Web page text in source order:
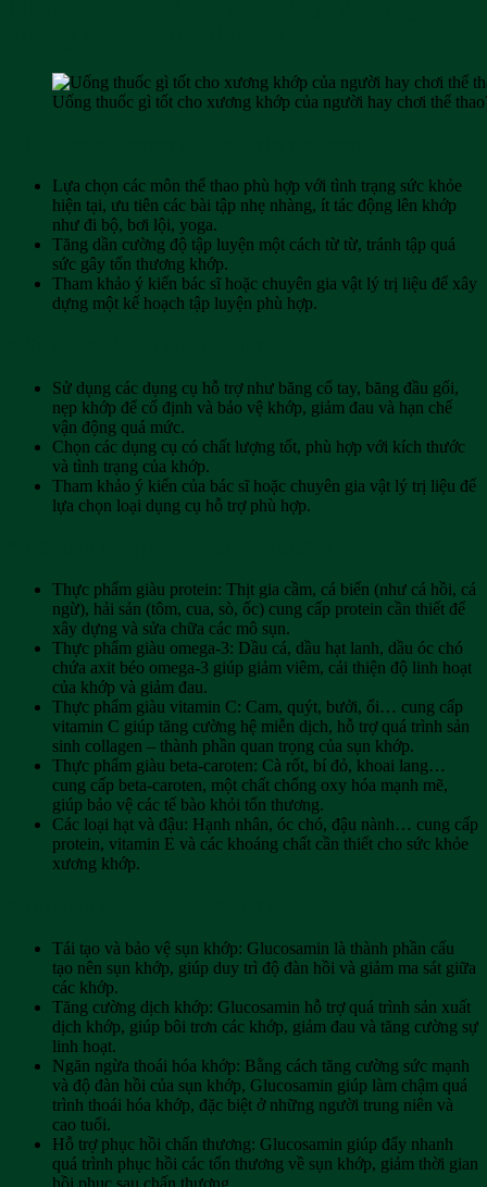
Uống thuốc gì tốt cho xương khớp của người hay chơi thể
Lựa chọn các môn thể thao phù hợp với tình trạng sức khỏe
hiện tại, ưu tiên các bài tập nhẹ nhàng, ít tác động lên khớp
như đi bộ, bơi lội, yoga.
Tăng dần cường độ tập luyện một cách từ từ, tránh tập quá
sức gây tổn thương khớp.
Tham khảo ý kiến bác sĩ hoặc chuyên gia vật lý trị liệu để xây
dựng một kế hoạch tập luyện phù hợp.
Sử dụng các dụng cụ hỗ trợ như băng cổ tay, băng đầu gối,
nẹp khớp để cố định và bảo vệ khớp, giảm đau và hạn chế
vận động quá mức.
Chọn các dụng cụ có chất lượng tốt, phù hợp với kích thước
và tình trạng của khớp.
Tham khảo ý kiến của bác sĩ hoặc chuyên gia vật lý trị liệu để
lựa chọn loại dụng cụ hỗ trợ phù hợp.
Thực phẩm giàu protein: Thịt gia cầm, cá biển (như cá hồi, cá
ngừ), hải sản (tôm, cua, sò, ốc) cung cấp protein cần thiết để
xây dựng và sửa chữa các mô sụn.
Thực phẩm giàu omega-3: Dầu cá, dầu hạt lanh, dầu óc chó
chứa axit béo omega-3 giúp giảm viêm, cải thiện độ linh hoạt
của khớp và giảm đau.
Thực phẩm giàu vitamin C: Cam, quýt, bưởi, ổi… cung cấp
vitamin C giúp tăng cường hệ miễn dịch, hỗ trợ quá trình sản
sinh collagen – thành phần quan trọng của sụn khớp.
Thực phẩm giàu beta-caroten: Cà rốt, bí đỏ, khoai lang…
cung cấp beta-caroten, một chất chống oxy hóa mạnh mẽ,
giúp bảo vệ các tế bào khỏi tổn thương.
Các loại hạt và đậu: Hạnh nhân, óc chó, đậu nành… cung cấp
protein, vitamin E và các khoáng chất cần thiết cho sức khỏe
xương khớp.
Tái tạo và bảo vệ sụn khớp: Glucosamin là thành phần cấu
tạo nên sụn khớp, giúp duy trì độ đàn hồi và giảm ma sát giữa
các khớp.
Tăng cường dịch khớp: Glucosamin hỗ trợ quá trình sản xuất
dịch khớp, giúp bôi trơn các khớp, giảm đau và tăng cường sự
linh hoạt.
Ngăn ngừa thoái hóa khớp: Bằng cách tăng cường sức mạnh
và độ đàn hồi của sụn khớp, Glucosamin giúp làm chậm quá
trình thoái hóa khớp, đặc biệt ở những người trung niên và
cao tuổi.
Hỗ trợ phục hồi chấn thương: Glucosamin giúp đẩy nhanh
quá trình phục hồi các tổn thương về sụn khớp, giảm thời gian
hồi phục sau chấn thương.